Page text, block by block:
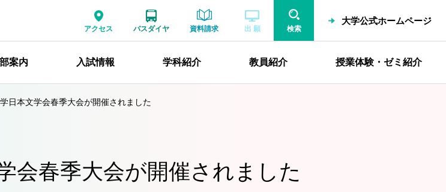
アクセス バスダイヤ 資料請求 出 願 検索
大学公式ホームページ
案内 入試情報 学科紹介 教員紹介 授業体験・ゼミ紹介
日本文学会春季大会が開催されました
春季大会が開催されました